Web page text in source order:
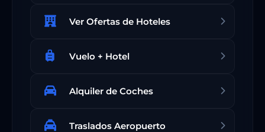
Ver Ofertas de Hoteles
Vuelo + Hotel
Alquiler de Coches
Traslados Aeropuerto